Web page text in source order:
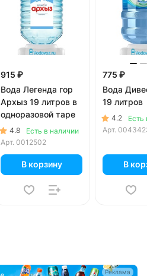
915 ₽
Вода Легенда гор
Архыз 19 литров в
одноразовой таре
4.8
Есть в наличии
Арт. 0012502
В корзину
775 ₽
Вода
19 литров
4.2
Есть
Арт.
В
Реклама